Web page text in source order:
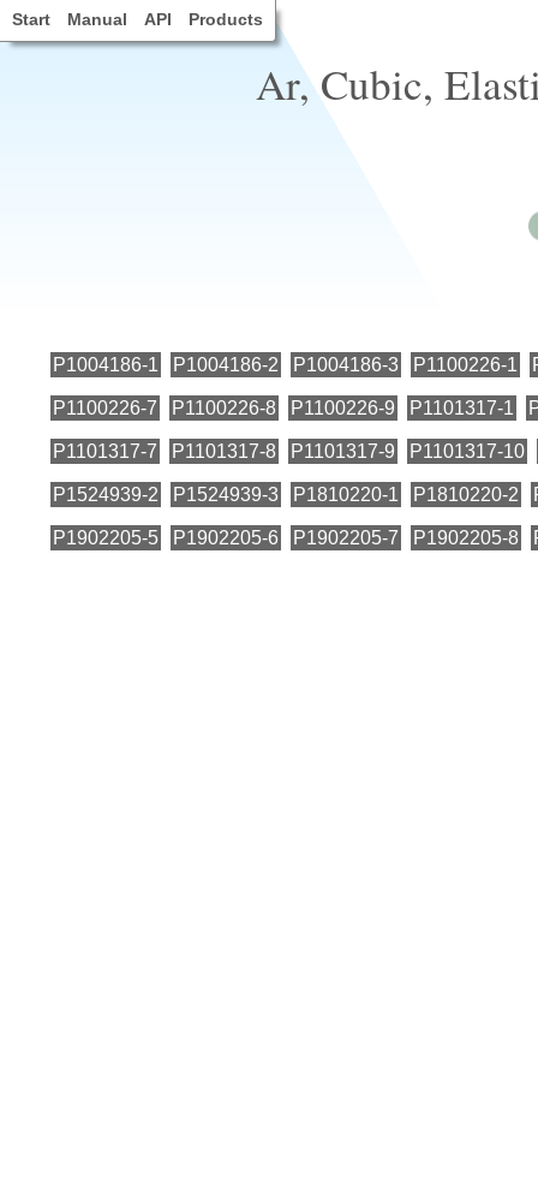
Start Manual API Products
Ar, Cubic,
P1004186-1 P1004186-2 P1004186-3 P1100226-1
P1100226-7 P1100226-8 P1100226-9 P1101317-1
P1101317-7 P1101317-8 P1101317-9 P1101317-10
P1524939-2 P1524939-3 P1810220-1 P1810220-2
P1902205-5 P1902205-6 P1902205-7 P1902205-8